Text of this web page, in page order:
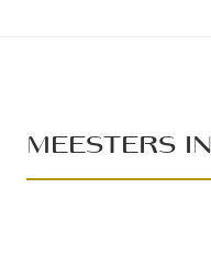
MEESTERS IN